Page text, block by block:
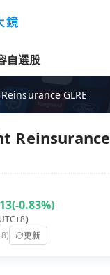
自選股
GLRE
Reinsurance
(-0.83%)
更新